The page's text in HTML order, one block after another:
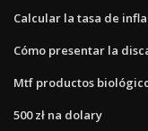
Calcular la tasa de
Cómo presentar la
Mtf productos
500 zł na dolary